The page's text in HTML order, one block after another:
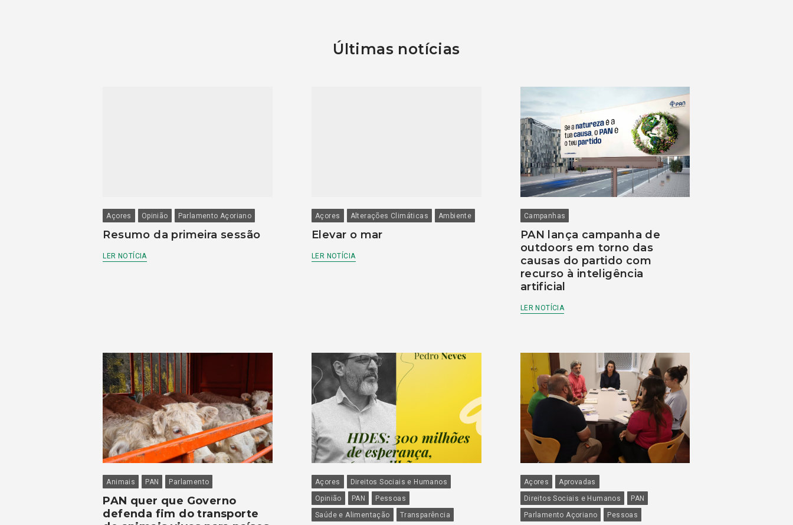
Últimas notícias
Açores Opinião Parlamento Açoriano
Resumo da primeira sessão
LER NOTÍCIA
Açores Alterações Climáticas Ambiente
Elevar o mar
LER NOTÍCIA
Campanhas
PAN lança campanha de
outdoors em torno das
causas do partido com
recurso à inteligência
artificial
LER NOTÍCIA
Animais PAN Parlamento
PAN quer que Governo
defenda fim do transporte
Açores
Direitos Sociais e Humanos
Opinião
PAN
Pessoas
Saúde e Alimentação
Transparência
Açores
Aprovadas
Direitos Sociais e Humanos
PAN
Parlamento Açoriano
Pessoas